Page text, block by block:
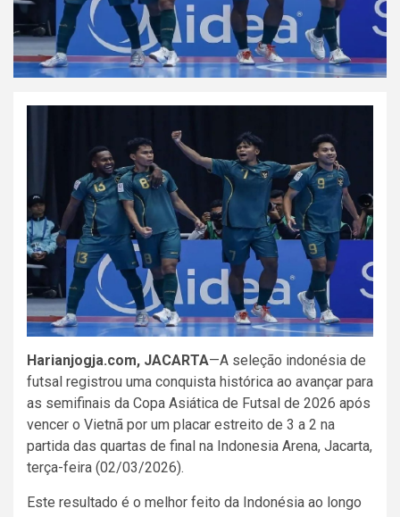
Harianjogja.com, JACARTA—A seleção indonésia de
futsal registrou uma conquista histórica ao avançar para
as semifinais da Copa Asiática de Futsal de 2026 após
vencer o Vietnã por um placar estreito de 3 a 2 na
partida das quartas de final na Indonesia Arena, Jacarta,
terça-feira (02/03/2026).
Este resultado é o melhor feito da Indonésia ao longo